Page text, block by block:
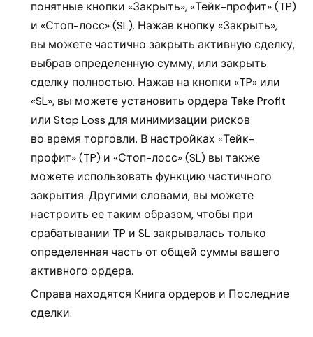
понятные кнопки «Закрыть», «Тейк-профит» (TP)
и «Стоп-лосс» (SL). Нажав кнопку «Закрыть»,
вы можете частично закрыть активную сделку,
выбрав определенную сумму, или закрыть
сделку полностью. Нажав на кнопки «TP» или
«SL», вы можете установить ордера Take Profit
или Stop Loss для минимизации рисков
во время торговли. В настройках «Тейк-
профит» (TP) и «Стоп-лосс» (SL) вы также
можете использовать функцию частичного
закрытия. Другими словами, вы можете
настроить ее таким образом, чтобы при
срабатывании TP и SL закрывалась только
определенная часть от общей суммы вашего
активного ордера.
Справа находятся Книга ордеров и Последние
сделки.